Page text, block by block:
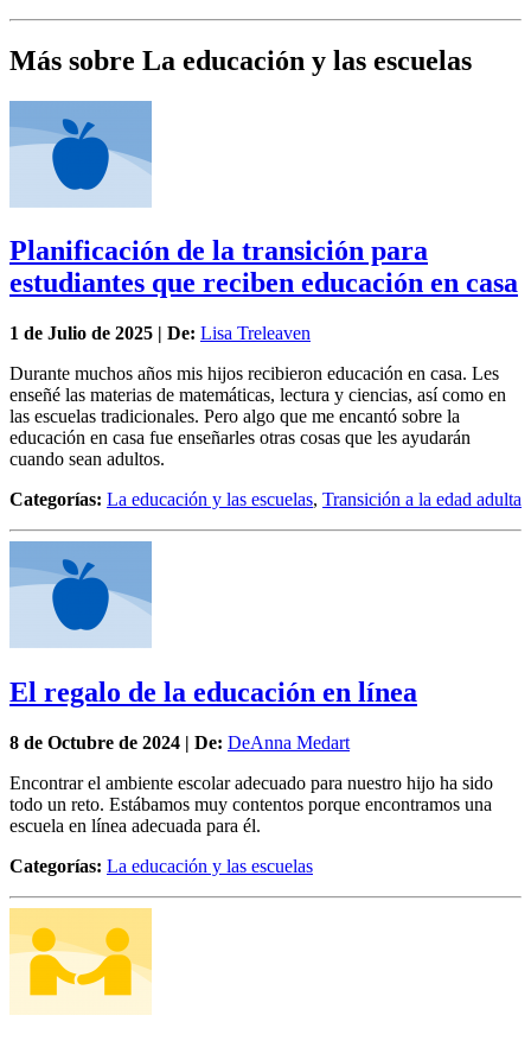
Más sobre La educación y las escuelas
Planificación de la transición para
estudiantes que reciben educación en casa
1 de Julio de 2025 | De: Lisa Treleaven
Durante muchos años mis hijos recibieron educación en casa. Les
enseñé las materias de matemáticas, lectura y ciencias, así como en
las escuelas tradicionales. Pero algo que me encantó sobre la
educación en casa fue enseñarles otras cosas que les ayudarán
cuando sean adultos.
Categorías: La educación y las escuelas, Transición a la edad adulta
El regalo de la educación en línea
8 de Octubre de 2024 | De: DeAnna Medart
Encontrar el ambiente escolar adecuado para nuestro hijo ha sido
todo un reto. Estábamos muy contentos porque encontramos una
escuela en línea adecuada para él.
Categorías: La educación y las escuelas